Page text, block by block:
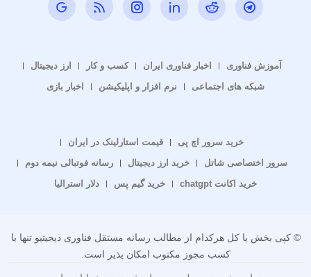
آموزش فناوری اخبار فناوری ایران کسب و کار
ارز دیجیتال
شبکه های اجتماعی
نرم افزار و اپلیکیشن اخبار بازی
خرید سرور اچ پی
قیمت استارلینک در ایران
سرور اختصاصی شاتل
خرید ارز دیجیتال
رسانه فوتبالی نیمه دوم
خرید اکانت chatgpt
خرید گیم پس دلار استرالیا
© کپی بخش یا کل هرکدام از مطالب رسانه مستقل فناوری دیجیتیو تنها با
کسب مجوز مکتوب امکان پذیر است.